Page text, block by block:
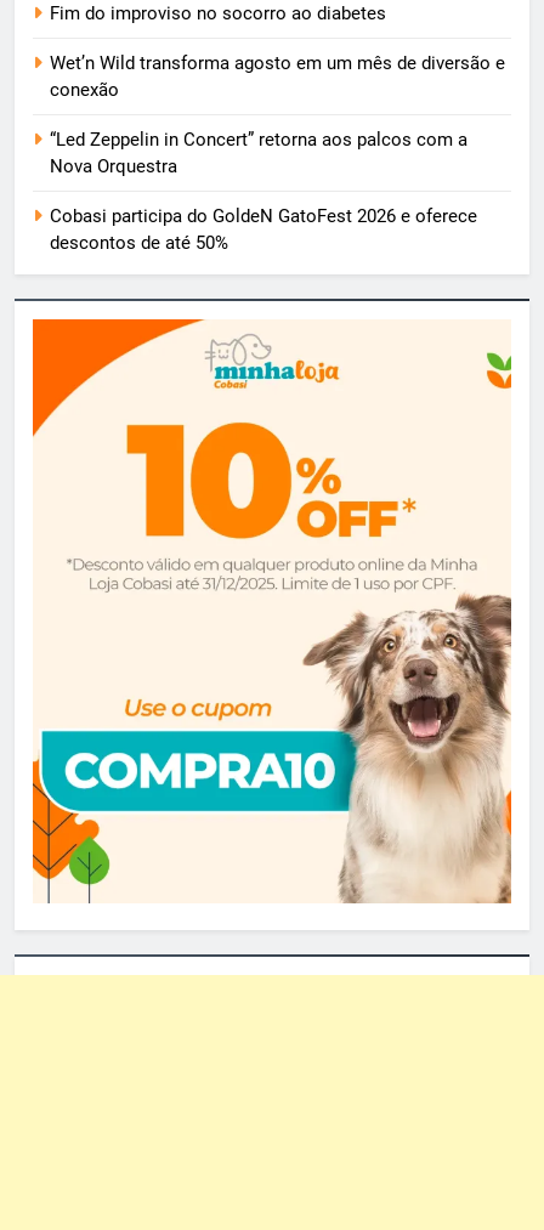
Fim do improviso no socorro ao diabetes
Wet’n Wild transforma agosto em um mês de diversão e
conexão
“Led Zeppelin in Concert” retorna aos palcos com a
Nova Orquestra
Cobasi participa do GoldeN GatoFest 2026 e oferece
descontos de até 50%